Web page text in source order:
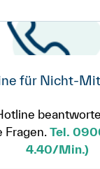
für Nicht-
Fragen. Tel.
4.40/Min.)